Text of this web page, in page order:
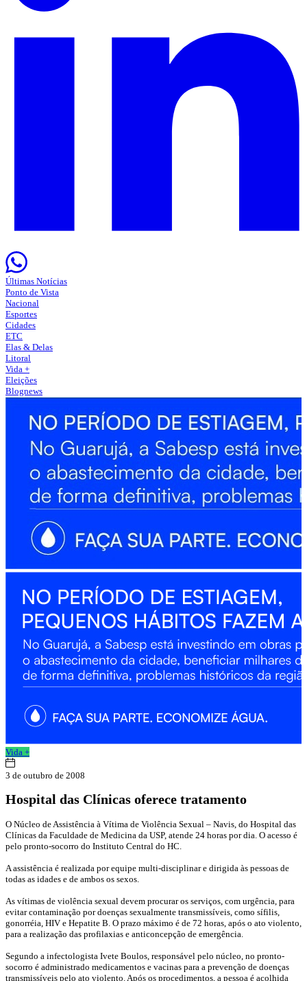
Últimas Notícias
Ponto de Vista
Nacional
Esportes
Cidades
ETC
Elas & Delas
Litoral
Vida +
Eleições
Blognews
Vida +
3 de outubro de 2008
Hospital das Clínicas oferece tratamento
O Núcleo de Assistência à Vítima de Violência Sexual – Navis, do Hospital das
Clínicas da Faculdade de Medicina da USP, atende 24 horas por dia. O acesso é
pelo pronto-socorro do Instituto Central do HC.
A assistência é realizada por equipe multi-disciplinar e dirigida às pessoas de
todas as idades e de ambos os sexos.
As vítimas de violência sexual devem procurar os serviços, com urgência, para
evitar contaminação por doenças sexualmente transmissíveis, como sífilis,
gonorréia, HIV e Hepatite B. O prazo máximo é de 72 horas, após o ato violento,
para a realização das profilaxias e anticoncepção de emergência.
Segundo a infectologista Ivete Boulos, responsável pelo núcleo, no pronto-
socorro é administrado medicamentos e vacinas para a prevenção de doenças
transmissíveis pelo ato violento. Após os procedimentos, a pessoa é acolhida